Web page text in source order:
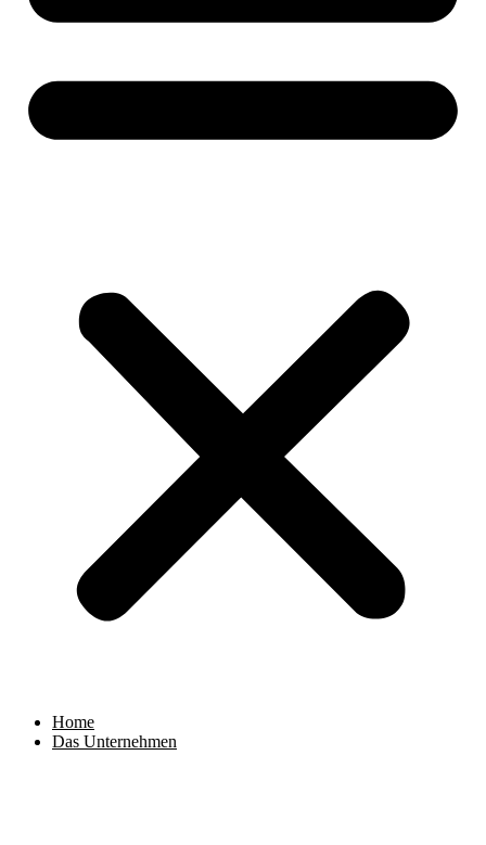
Home
Das Unternehmen